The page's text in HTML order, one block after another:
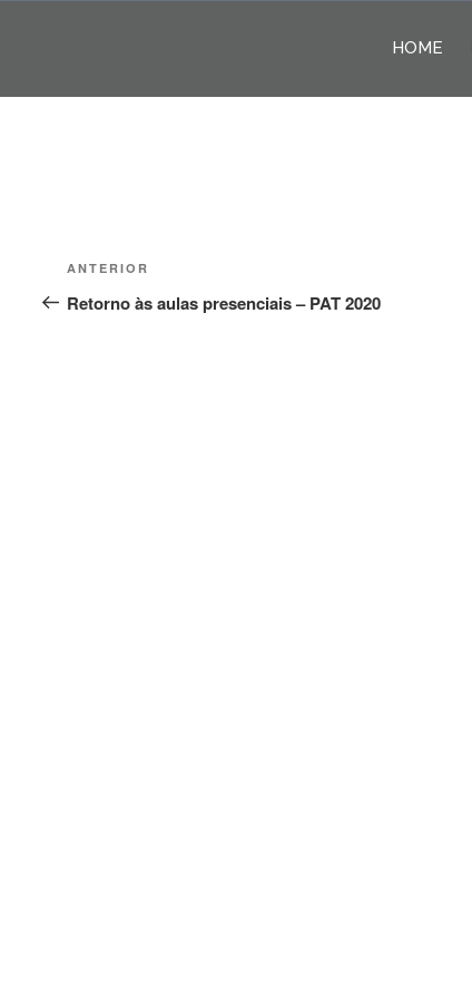
conteúdo
HOME
Navegação
de
Post
anterior
ANTERIOR
Retorno às aulas presenciais – PAT 2020